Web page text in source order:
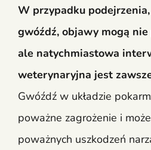
W przypadku
gwóźdź, objawy mogą
ale natychmiastowa
weterynaryjna jest
Gwóźdź w układzie
poważne zagrożenie i
poważnych uszkodzeń